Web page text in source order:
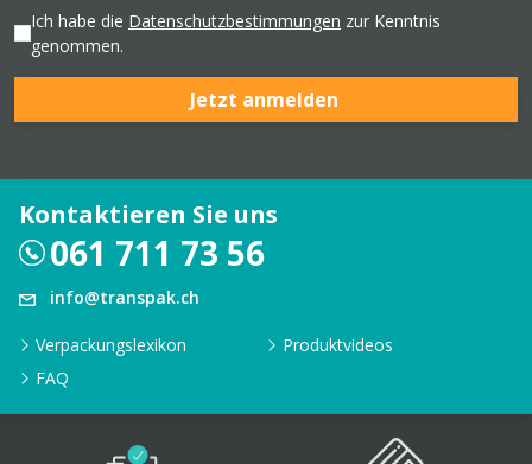
Ich habe die Datenschutzbestimmungen zur Kenntnis
genommen.
Jetzt anmelden
Kontaktieren Sie uns
061 711 73 56
info@transpak.ch
Verpackungslexikon
Produktvideos
FAQ